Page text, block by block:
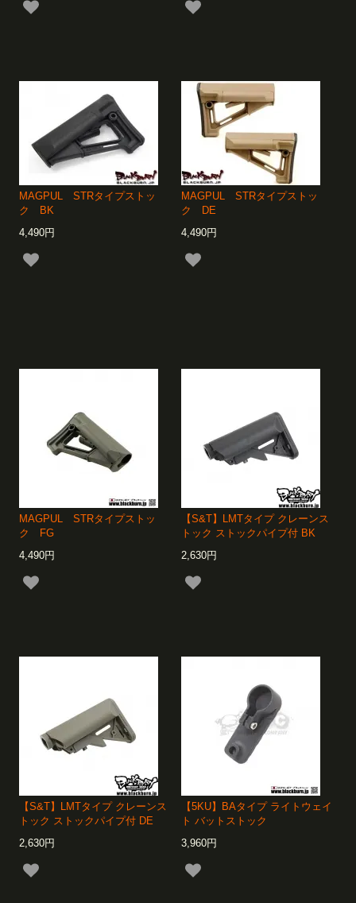
MAGPUL STRタイプストッ
ク BK
4,490円
MAGPUL STRタイプストッ
ク DE
4,490円
MAGPUL STRタイプストッ
ク FG
4,490円
【S&T】LMTタイプ クレーンス
トック ストックパイプ付 BK
2,630円
【S&T】LMTタイプ クレーンス
トック ストックパイプ付 DE
2,630円
【5KU】BAタイプ ライトウェイ
ト バットストック
3,960円